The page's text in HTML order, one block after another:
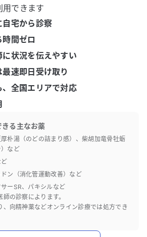
できます
宅から診察
間ゼロ
状況を伝えやすい
速即日受け取り
全国エリアで対応
る主なお薬
朴湯（のどの詰まり感）、柴胡加竜骨牡蛎
など
ン（消化管運動改善）など
ーSR、パキシルなど
の診察によります。
向精神薬などオンライン診療では処方でき